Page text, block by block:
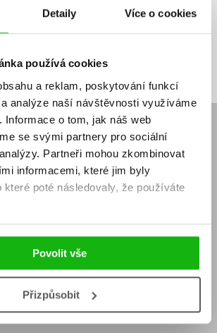
Detaily Více o cookies
používá cookies
a reklam, poskytování funkcí
analýze naší návštěvnosti využíváme
Informace o tom, jak náš web
se svými partnery pro sociální
Partneři mohou zkombinovat
informacemi, které jim byly
které poté následovaly, že používáte
Povolit vše
Přizpůsobit
o ceny? Přihlášením k odběru našich e-
souhlasíte se zpracováním osobních údajů
Přihlásit se
Knižní novinky
Dárkové poukazy
Affiliate program
Kontakty Albatros Media